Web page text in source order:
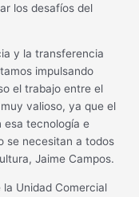
los desafíos del
y la transferencia
impulsando
el trabajo entre el
valioso, ya que el
esa tecnología e
se necesitan a todos
Jaime Campos.
Unidad Comercial